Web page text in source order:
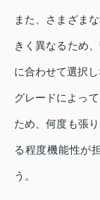
また、さまざま
きく異なるため
に合わせて選択
グレードによっ
ため、何度も張
る程度機能性が
う。